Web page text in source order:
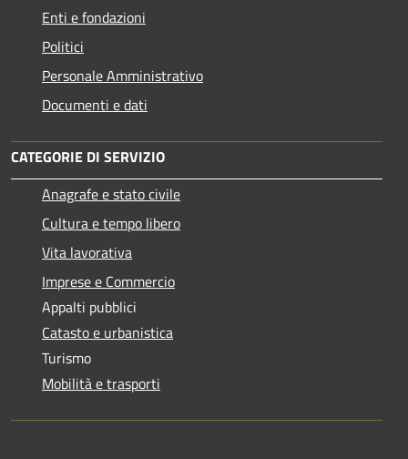
Enti e fondazioni
Politici
Personale Amministrativo
Documenti e dati
CATEGORIE DI SERVIZIO
Anagrafe e stato civile
Cultura e tempo libero
Vita lavorativa
Imprese e Commercio
Appalti pubblici
Catasto e urbanistica
Turismo
Mobilità e trasporti